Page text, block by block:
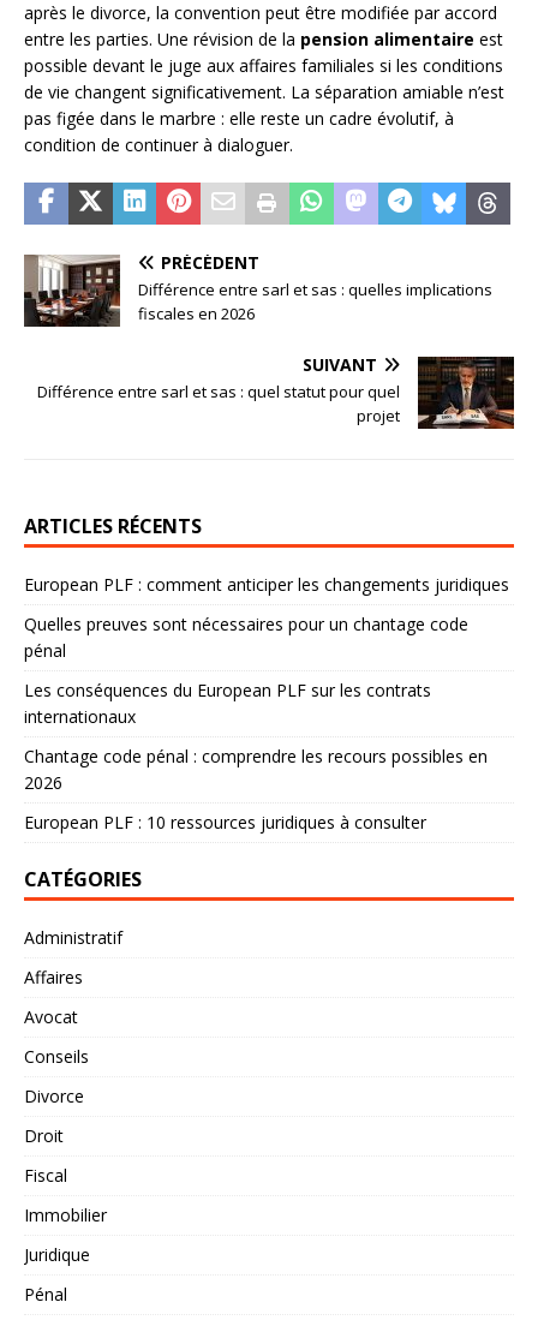
après le divorce, la convention peut être modifiée par accord
entre les parties. Une révision de la pension alimentaire est
possible devant le juge aux affaires familiales si les conditions
de vie changent significativement. La séparation amiable n’est
pas figée dans le marbre : elle reste un cadre évolutif, à
condition de continuer à dialoguer.
PRÉCÉDENT
Différence entre sarl et sas : quelles implications
fiscales en 2026
SUIVANT
Différence entre sarl et sas : quel statut pour quel
projet
ARTICLES RÉCENTS
European PLF : comment anticiper les changements juridiques
Quelles preuves sont nécessaires pour un chantage code
pénal
Les conséquences du European PLF sur les contrats
internationaux
Chantage code pénal : comprendre les recours possibles en
2026
European PLF : 10 ressources juridiques à consulter
CATÉGORIES
Administratif
Affaires
Avocat
Conseils
Divorce
Droit
Fiscal
Immobilier
Juridique
Pénal